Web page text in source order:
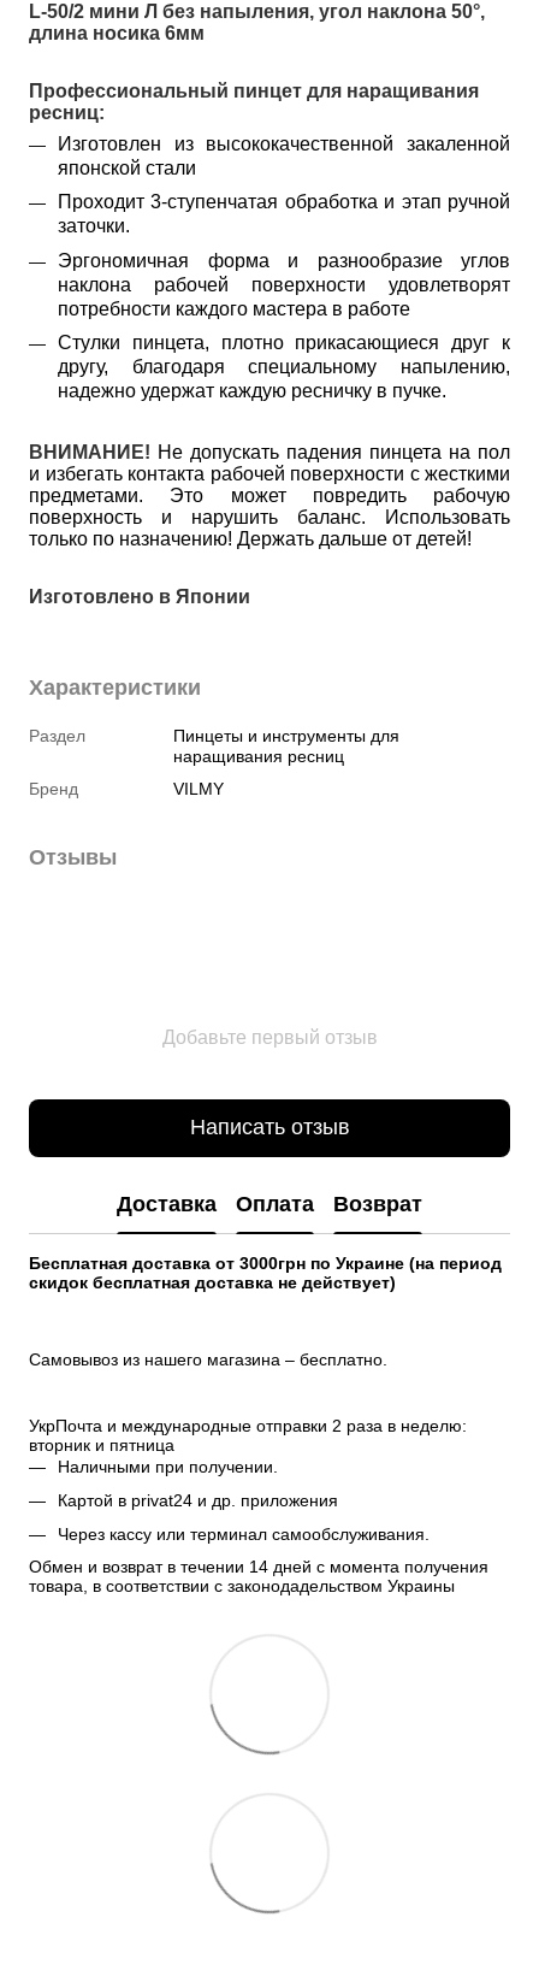
L-50/2 мини Л без напыления, угол наклона 50°,
длина носика 6мм
Профессиональный пинцет для наращивания
ресниц:
Изготовлен из высококачественной закаленной
японской стали
Проходит 3-ступенчатая обработка и этап ручной
заточки.
Эргономичная форма и разнообразие углов
наклона рабочей поверхности удовлетворят
потребности каждого мастера в работе
Стулки пинцета, плотно прикасающиеся друг к
другу, благодаря специальному напылению,
надежно удержат каждую ресничку в пучке.
ВНИМАНИЕ! Не допускать падения пинцета на пол
и избегать контакта рабочей поверхности с жесткими
предметами. Это может повредить рабочую
поверхность и нарушить баланс. Использовать
только по назначению! Держать дальше от детей!
Изготовлено в Японии
Характеристики
Раздел
Пинцеты и инструменты для
наращивания ресниц
Бренд
VILMY
Отзывы
Добавьте первый отзыв
Написать отзыв
Доставка Оплата Возврат
Бесплатная доставка от 3000грн по Украине (на период
скидок бесплатная доставка не действует)
Самовывоз из нашего магазина – бесплатно.
УкрПочта и международные отправки 2 раза в неделю:
вторник и пятница
Наличными при получении.
Картой в privat24 и др. приложения
Через кассу или терминал самообслуживания.
Обмен и возврат в течении 14 дней с момента получения
товара, в соответствии с законодадельством Украины